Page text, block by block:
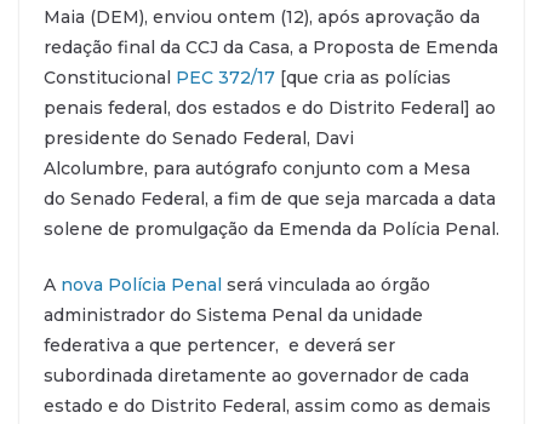
Maia (DEM), enviou ontem (12), após aprovação da
redação final da CCJ da Casa, a Proposta de Emenda
Constitucional PEC 372/17 [que cria as polícias
penais federal, dos estados e do Distrito Federal] ao
presidente do Senado Federal, Davi
Alcolumbre, para autógrafo conjunto com a Mesa
do Senado Federal, a fim de que seja marcada a data
solene de promulgação da Emenda da Polícia Penal.
A nova Polícia Penal será vinculada ao órgão
administrador do Sistema Penal da unidade
federativa a que pertencer, e deverá ser
subordinada diretamente ao governador de cada
estado e do Distrito Federal, assim como as demais